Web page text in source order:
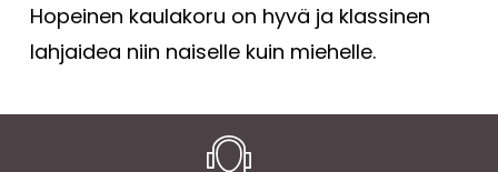
Hopeinen kaulakoru on hyvä ja klassinen
lahjaidea niin naiselle kuin miehelle.